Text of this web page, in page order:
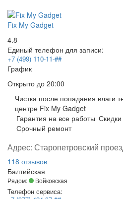
Fix My Gadget
4.8
Единый телефон для записи:
+7 (499) 110-11-##
График
Открыто до 20:00
Чистка после попадания влаги
центре Fix My Gadget
Гарантия на все работы
Срочный ремонт
Адрес: Старопетровский
118 отзывов
Балтийская
Рядом: Войковская
Телефон сервиса: